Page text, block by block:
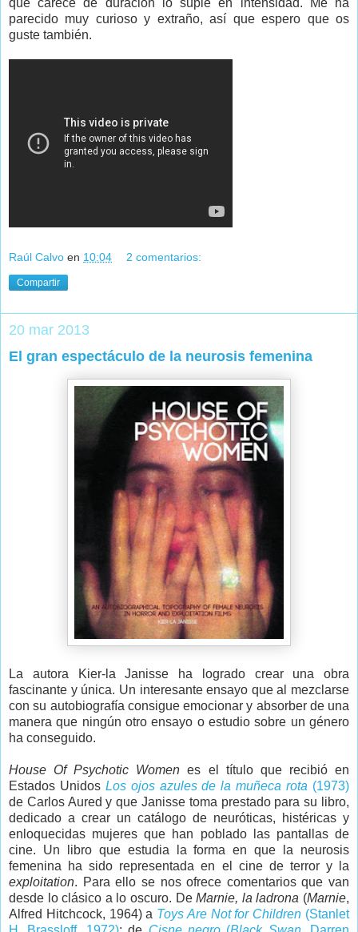
parecido muy curioso y extraño, así que espero que os
guste también.
Raúl Calvo en 10:04 2 comentarios:
Compartir
20 mar 2013
El gran espectáculo de la neurosis femenina
La autora Kier-la Janisse ha logrado crear una obra
fascinante y única. Un interesante ensayo que al mezclarse
con su autobiografía consigue emocionar y absorber de una
manera que ningún otro ensayo o estudio sobre un género
ha conseguido.
House Of Psychotic Women es el título que recibió en
Estados Unidos Los ojos azules de la muñeca rota (1973)
de Carlos Aured y que Janisse toma prestado para su libro,
dedicado a crear un catálogo de neuróticas, histéricas y
enloquecidas mujeres que han poblado las pantallas de
cine. Un libro que estudia la forma en que la neurosis
femenina ha sido representada en el cine de terror y la
exploitation. Para ello se nos ofrece comentarios que van
desde lo clásico a lo oscuro. DeMarnie, la ladrona (Marnie,
Alfred Hitchcock, 1964) a Toys Are Not for Children (Stanlet